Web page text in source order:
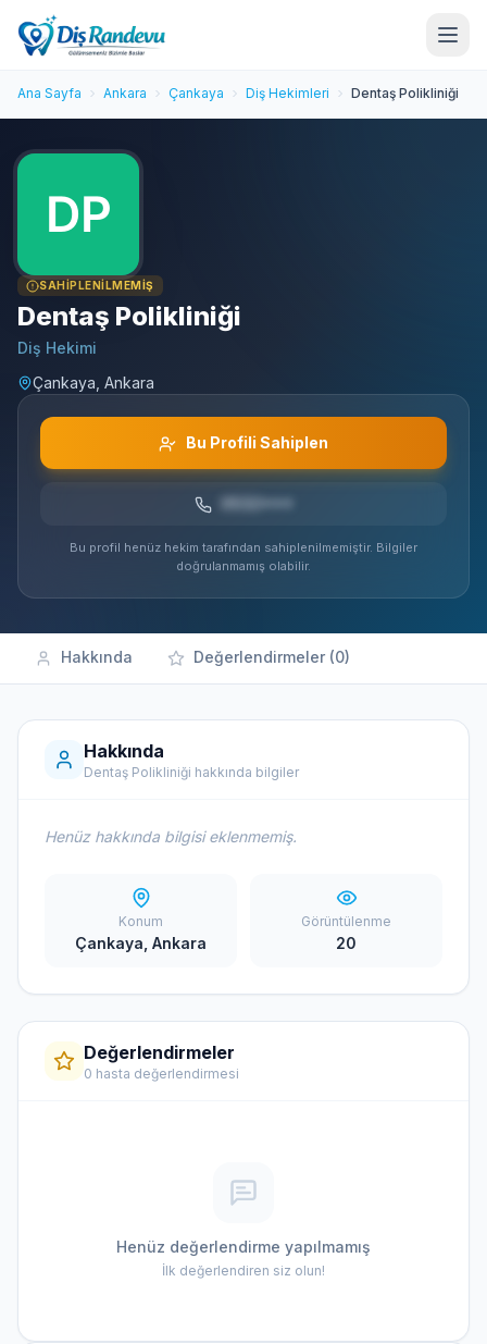
Ana Sayfa Ankara Çankaya Diş Hekimleri Dentaş Polikliniği
SAHIPLENILMEMIŞ
Dentaş Polikliniği
Diş Hekimi
Çankaya, Ankara
Bu Profili Sahiplen
Bu profil henüz hekim tarafından sahiplenilmemiştir. Bilgiler
doğrulanmamış olabilir.
Hakkında Değerlendirmeler (0)
Hakkında
Dentaş Polikliniği hakkında bilgiler
Henüz hakkında bilgisi eklenmemiş.
Konum
Çankaya, Ankara
Görüntülenme
20
Değerlendirmeler
0 hasta değerlendirmesi
Henüz değerlendirme yapılmamış
İlk değerlendiren siz olun!